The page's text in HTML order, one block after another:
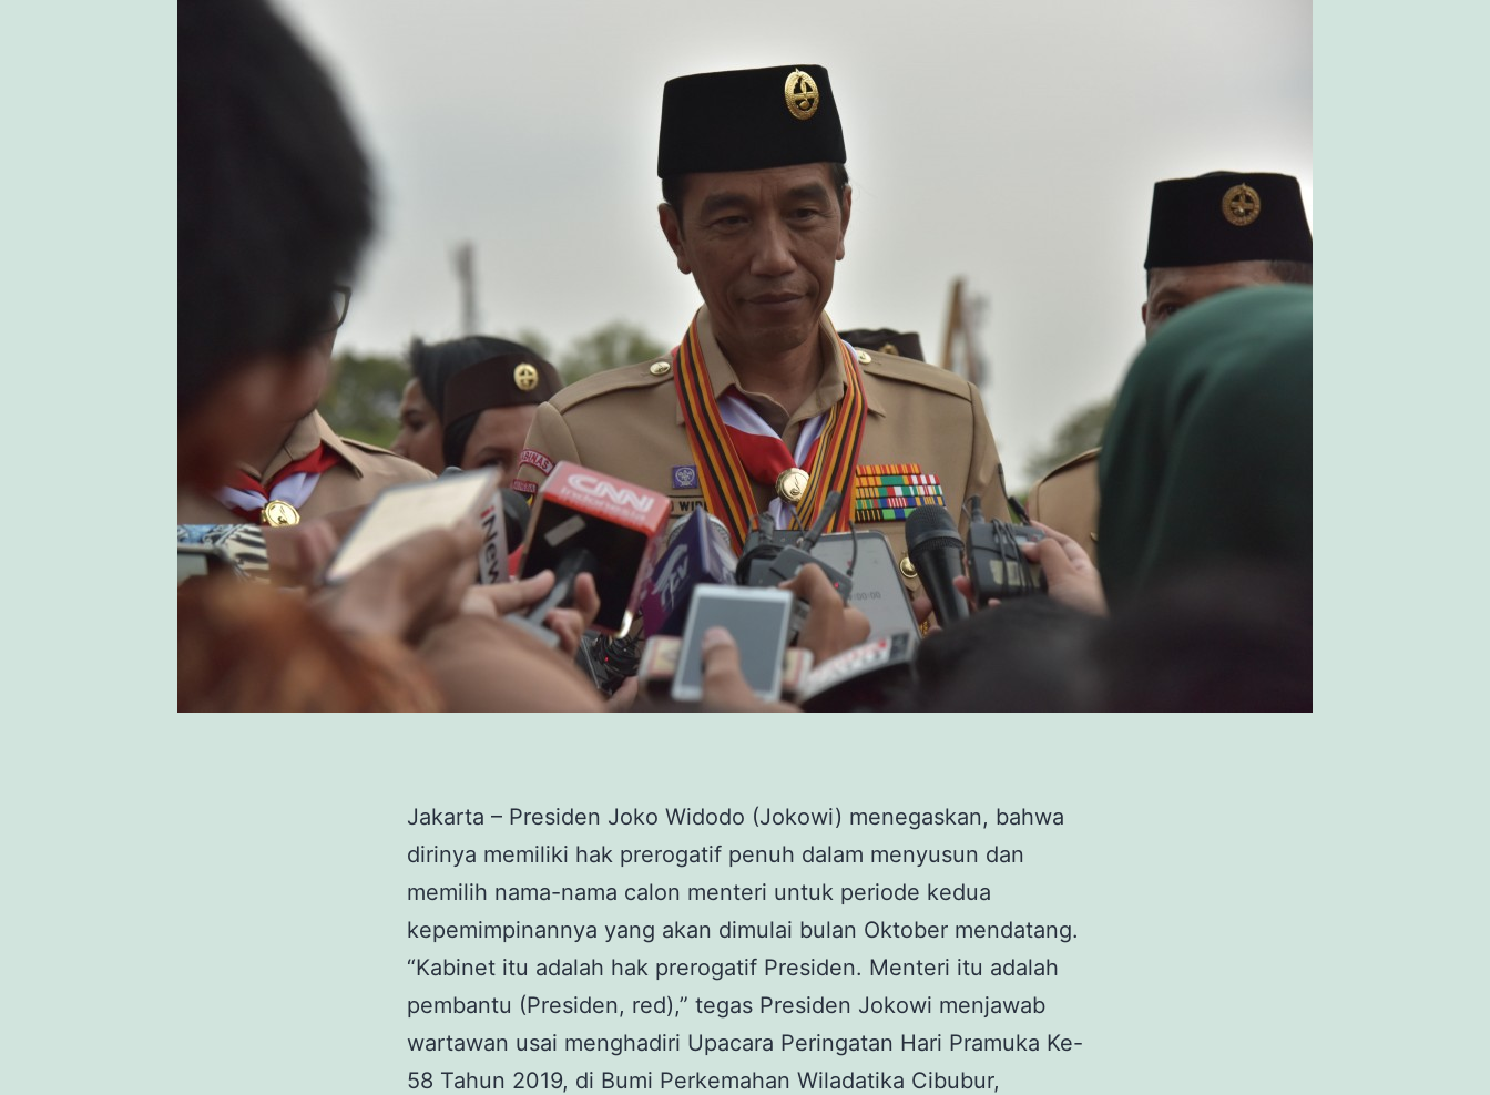
Jakarta – Presiden Joko Widodo (Jokowi) menegaskan, bahwa
dirinya memiliki hak prerogatif penuh dalam menyusun dan
memilih nama-nama calon menteri untuk periode kedua
kepemimpinannya yang akan dimulai bulan Oktober mendatang.
“Kabinet itu adalah hak prerogatif Presiden. Menteri itu adalah
pembantu (Presiden, red),” tegas Presiden Jokowi menjawab
wartawan usai menghadiri Upacara Peringatan Hari Pramuka Ke-
58 Tahun 2019, di Bumi Perkemahan Wiladatika Cibubur,